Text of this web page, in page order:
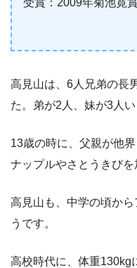
高見山は、6人兄弟の長
た。弟が2人、妹が3人い
13歳の時に、父親が他
ナップルやさとうきびを
高見山も、中学の頃か
うです。
高校時代に、体重130kg